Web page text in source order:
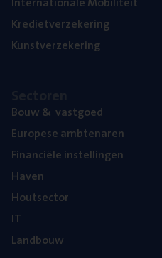
Kre­diet­ver­ze­ke­ring
Kunst­ver­ze­ke­ring
Bouw& vastgoed
Euro­pe­se ambtenaren
Finan­ci­ë­le instellingen
Haven
Hout­sec­tor
IT
Land­bouw